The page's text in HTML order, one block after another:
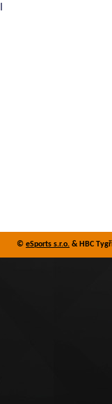
© eSports s.r.o. & HBC